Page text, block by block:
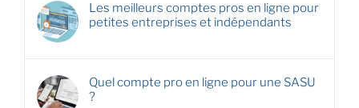
Les meilleurs comptes pros en ligne pour
petites entreprises et indépendants
Quel compte pro en ligne pour une SASU
?